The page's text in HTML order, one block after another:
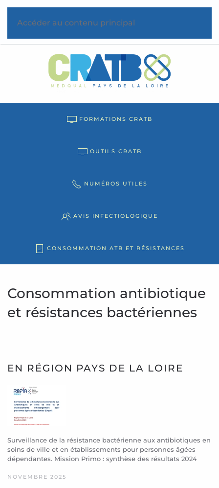
Accéder au contenu principal
FORMATIONS CRATB
OUTILS CRATB
NUMÉROS UTILES
AVIS INFECTIOLOGIQUE
CONSOMMATION ATB ET RÉSISTANCES
Consommation antibiotique
et résistances bactériennes
EN RÉGION PAYS DE LA LOIRE
Surveillance de la résistance bactérienne aux antibiotiques en
soins de ville et en établissements pour personnes âgées
dépendantes. Mission Primo : synthèse des résultats 2024
NOVEMBRE 2025